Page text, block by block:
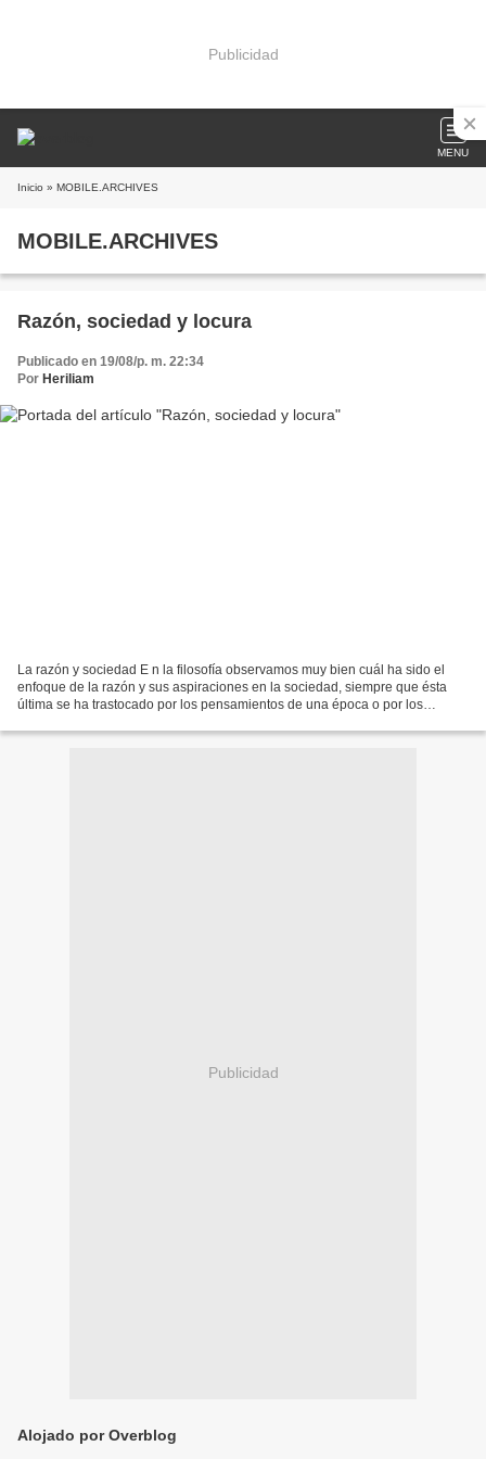
Publicidad
MENU
Inicio » MOBILE.ARCHIVES
MOBILE.ARCHIVES
Razón, sociedad y locura
Publicado en 19/08/p. m. 22:34
Por Heriliam
La razón y sociedad E n la filosofía observamos muy bien cuál ha sido el
enfoque de la razón y sus aspiraciones en la sociedad, siempre que ésta
última se ha trastocado por los pensamientos de una época o por los
Publicidad
Alojado por Overblog